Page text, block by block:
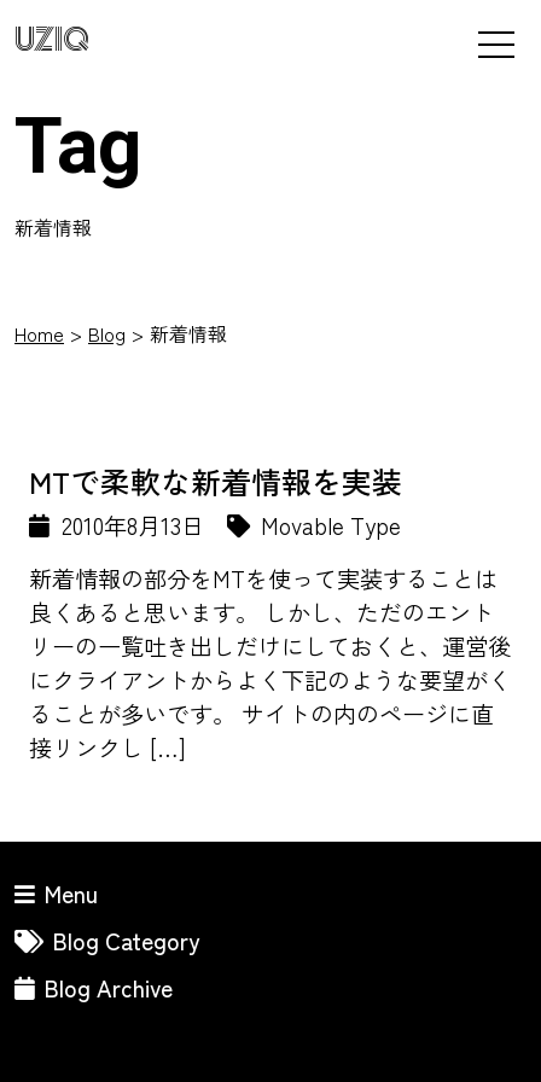
UZIQ
Tag
新着情報
Home Blog 新着情報
MTで柔軟な新着情報を実装
2010年8月13日
Movable Type
新着情報の部分をMTを使って実装することは
良くあると思います。 しかし、ただのエント
リーの一覧吐き出しだけにしておくと、運営後
にクライアントからよく下記のような要望がく
ることが多いです。 サイトの内のページに直
接リンクし […]
Menu
Blog Category
Blog Archive